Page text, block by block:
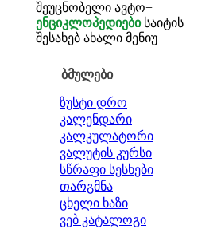
შეუცნობელი ავტო+
ენციკლოპედიები საიტის
შესახებ ახალი მენიუ
ბმულები
ზუსტი დრო
კალენდარი
კალკულატორი
ვალუტის კურსი
სწრაფი სესხები
თარგმნა
ცხელი ხაზი
ვებ კატალოგი